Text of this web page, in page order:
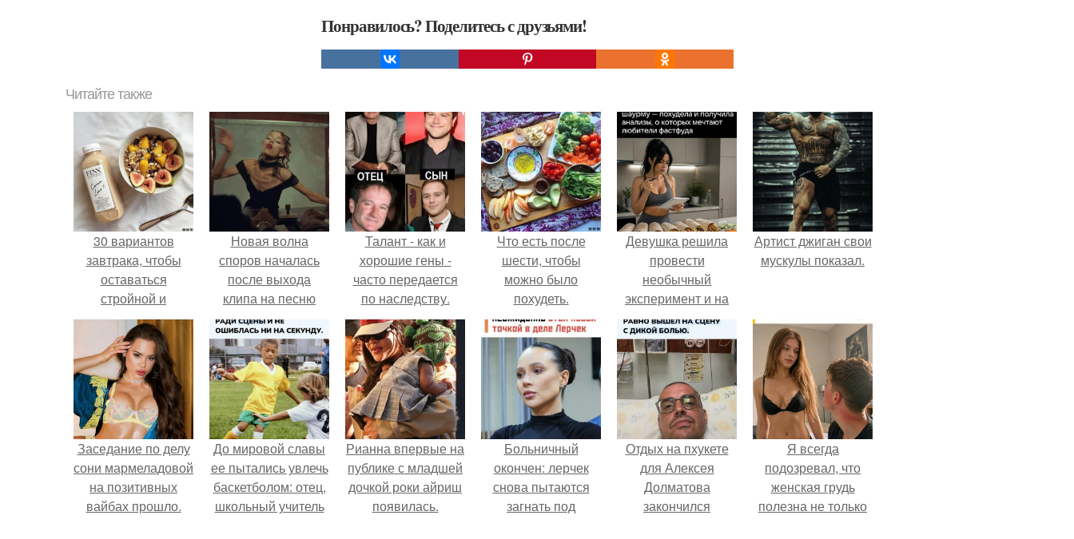
Понравилось? Поделитесь с друзьями!
Читайте также
30 вариантов
завтрака, чтобы
оставаться
стройной и
здоровой.
Новая волна
споров началась
после выхода
клипа на песню
Petal.
Талант - как и
хорошие гены -
часто передается
по наследству.
Что есть после
шести, чтобы
можно было
похудеть.
Девушка решила
провести
необычный
эксперимент и на
протяжении 30
дней питалась
одной шаурмой.
Артист джиган свои
мускулы показал.
Заседание по делу
сони мармеладовой
на позитивных
вайбах прошло.
До мировой славы
ее пытались увлечь
баскетболом: отец,
школьный учитель
Рианна впервые на
публике с младшей
дочкой роки айриш
появилась.
Больничный
окончен: лерчек
снова пытаются
загнать под
Отдых на пхукете
для Алексея
Долматова
закончился
Я всегда
подозревал, что
женская грудь
полезна не только